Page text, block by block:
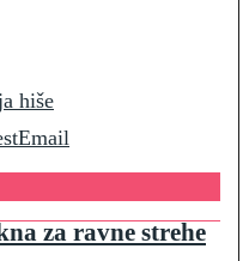
hiše
Email
za ravne strehe